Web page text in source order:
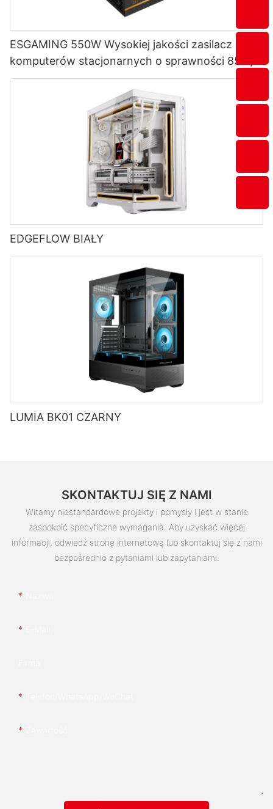
ESGAMING 550W Wysokiej jakości zasilacz do
komputerów stacjonarnych o sprawności 85%,
80+ Bronze ESB550W
EDGEFLOW BIAŁY
LUMIA BK01 CZARNY
SKONTAKTUJ SIĘ Z NAMI
Witamy niestandardowe projekty i pomysły i jest w stanie
zaspokoić specyficzne wymagania. Aby uzyskać więcej
informacji, odwiedź stronę internetową lub skontaktuj się z nami
bezpośrednio z pytaniami lub zapytaniami.